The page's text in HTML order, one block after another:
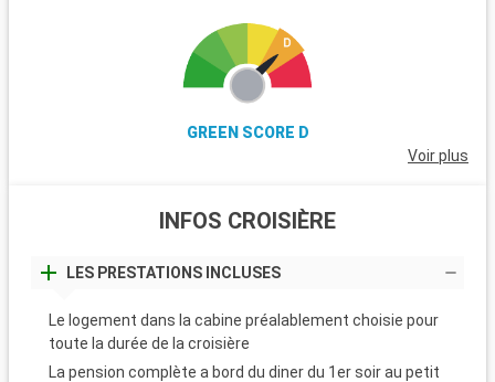
GREEN SCORE D
Voir plus
INFOS CROISIÈRE
LES PRESTATIONS INCLUSES
Le logement dans la cabine préalablement choisie pour
toute la durée de la croisière
La pension complète a bord du diner du 1er soir au petit